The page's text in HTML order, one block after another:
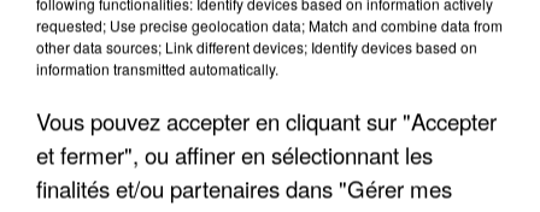
UN SECOND CADRE DE LA DZ MAFIA
INTERPELLÉ EN ALGÉRIE
requested; Use precise geolocation data; Match and combine data from
other data sources; Link different devices; Identify devices based on
information transmitted automatically.
Vous pouvez accepter en cliquant sur "Accepter
et fermer", ou affiner en sélectionnant les
finalités et/ou partenaires dans "Gérer mes